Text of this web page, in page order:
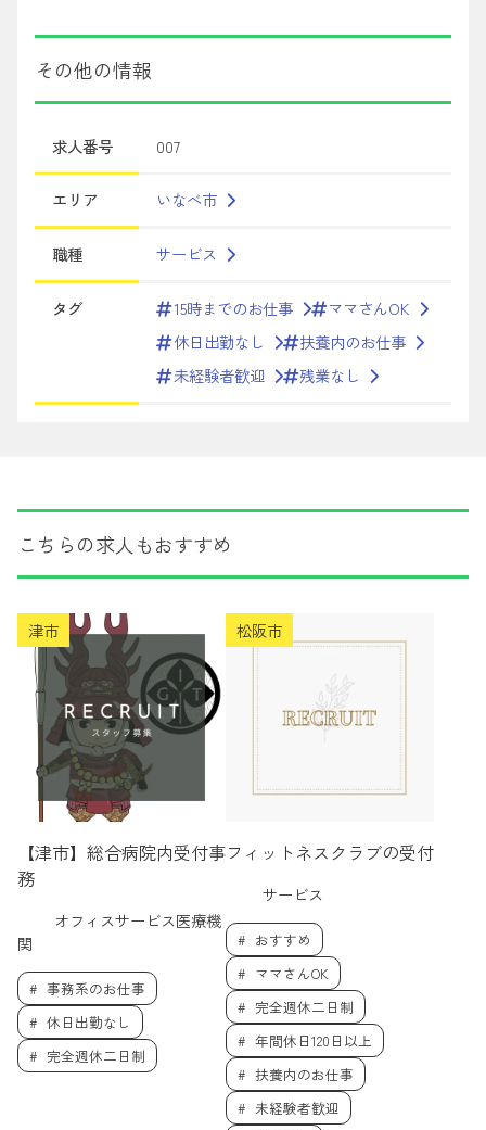
その他の情報
求人番号 007
エリア いなべ市
職種 サービス
タグ 15時までのお仕事
ママさんOK
休日出勤なし
扶養内のお仕事
未経験者歓迎
残業なし
こちらの求人もおすすめ
津市
【津市】総合病院内受付事
務
オフィスサービス医療機
関
事務系のお仕事
休日出勤なし
完全週休二日制
松阪市
フィットネスクラブの受付
サービス
おすすめ
ママさんOK
完全週休二日制
年間休日120日以上
扶養内のお仕事
未経験者歓迎